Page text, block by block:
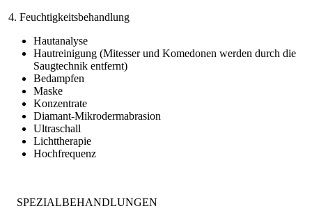
4. Feuchtigkeitsbehandlung
Hautanalyse
Hautreinigung (Mitesser und Komedonen werden durch die
Saugtechnik entfernt)
Bedampfen
Maske
Konzentrate
Diamant-Mikrodermabrasion
Ultraschall
Lichttherapie
Hochfrequenz
SPEZIALBEHANDLUNGEN